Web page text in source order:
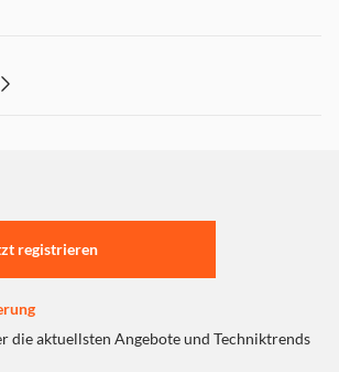
registrieren
die aktuellsten Angebote und Techniktrends